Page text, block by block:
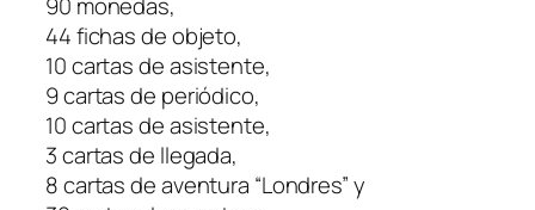
44 fichas de objeto,
10 cartas de asistente,
9 cartas de periódico,
10 cartas de asistente,
3 cartas de llegada,
8 cartas de aventura “Londres” y